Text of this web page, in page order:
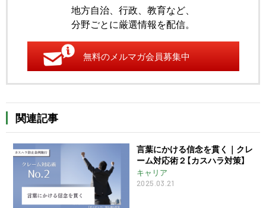
地方自治、行政、教育など、
分野ごとに厳選情報を配信。
無料のメルマガ会員募集中
関連記事
言葉にかける信念を貫く｜クレ
ーム対応術２【カスハラ対策】
キャリア
2025.03.21